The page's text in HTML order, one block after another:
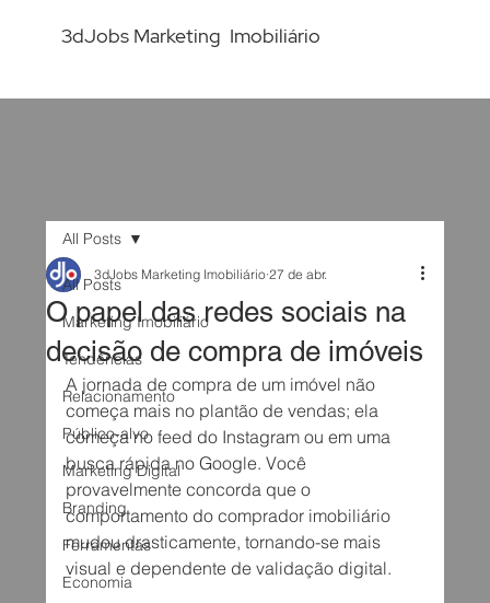
3dJobs Marketing Imobiliário
All Posts
Marketing Imobiliário
Tendências
Relacionamento
Público-alvo
Marketing Digital
Branding
Ferramentas
Economia
All Posts
O papel das redes sociais na
decisão de compra de imóveis
3dJobs Marketing Imobiliário 27 de abr.
A jornada de compra de um imóvel não
começa mais no plantão de vendas; ela
começa no feed do Instagram ou em uma
busca rápida no Google. Você
provavelmente concorda que o
comportamento do comprador imobiliário
mudou drasticamente, tornando-se mais
visual e dependente de validação digital.